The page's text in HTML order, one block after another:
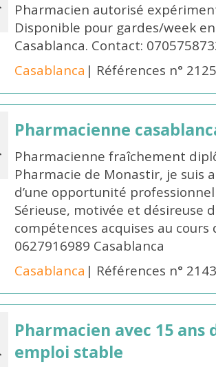
Pharmacien autorisé
Disponible pour gardes/week
Casablanca. Contact:
Casablanca | Références n°
Pharmacienne
Pharmacienne fraîchement
Pharmacie de Monastir, je suis
d’une opportunité
Sérieuse, motivée et désireuse
compétences acquises au
0627916989 Casablanca
Casablanca | Références n°
Pharmacien avec 15
emploi stable